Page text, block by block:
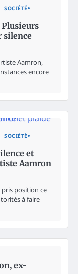
SOCIÉTÉ
Plusieurs
silence
Aamron,
encore
SOCIÉTÉ
et
Aamron
pris position ce
à faire
ex-